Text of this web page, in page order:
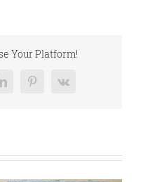
Your Platform!
LinkedInPinterest
Vk